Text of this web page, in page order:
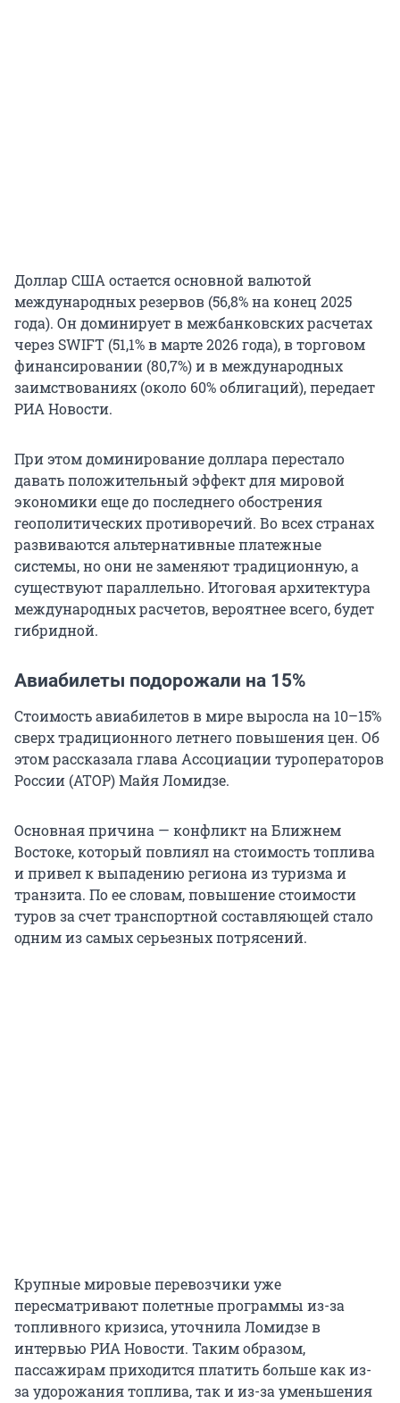
Доллар США остается основной валютой
международных резервов (56,8% на конец 2025
года). Он доминирует в межбанковских расчетах
через SWIFT (51,1% в марте 2026 года), в торговом
финансировании (80,7%) и в международных
заимствованиях (около 60% облигаций), передает
РИА Новости.
При этом доминирование доллара перестало
давать положительный эффект для мировой
экономики еще до последнего обострения
геополитических противоречий. Во всех странах
развиваются альтернативные платежные
системы, но они не заменяют традиционную, а
существуют параллельно. Итоговая архитектура
международных расчетов, вероятнее всего, будет
гибридной.
Авиабилеты подорожали на 15%
Стоимость авиабилетов в мире выросла на 10–15%
сверх традиционного летнего повышения цен. Об
этом рассказала глава Ассоциации туроператоров
России (АТОР) Майя Ломидзе.
Основная причина — конфликт на Ближнем
Востоке, который повлиял на стоимость топлива
и привел к выпадению региона из туризма и
транзита. По ее словам, повышение стоимости
туров за счет транспортной составляющей стало
одним из самых серьезных потрясений.
Крупные мировые перевозчики уже
пересматривают полетные программы из-за
топливного кризиса, уточнила Ломидзе в
интервью РИА Новости. Таким образом,
пассажирам приходится платить больше как из-
за удорожания топлива, так и из-за уменьшения